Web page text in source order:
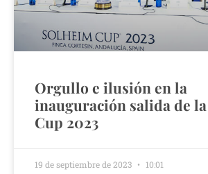
Orgullo e ilusión en la
inauguración salida de
Cup 2023
19 de septiembre de 2023 10:01